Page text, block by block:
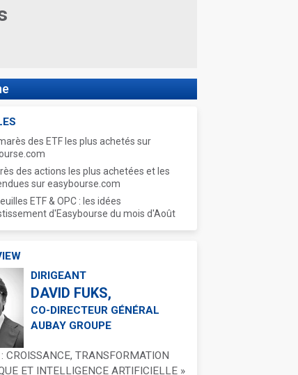
des ETF les plus achetés sur
des actions les plus achetées et les
sur easybourse.com
ETF & OPC : les idées
d'Easybourse du mois d'Août
DIRIGEANT
DAVID FUKS,
CO-DIRECTEUR GÉNÉRAL
AUBAY GROUPE
CROISSANCE, TRANSFORMATION
ET INTELLIGENCE ARTIFICIELLE »